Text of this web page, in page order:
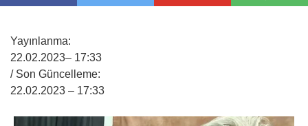
Yayınlanma:
22.02.2023– 17:33
/ Son Güncelleme:
22.02.2023 – 17:33